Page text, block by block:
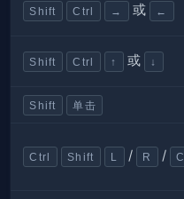
Shift Ctrl → 或 ←
Shift Ctrl ↑ 或 ↓
Shift 单击
Ctrl Shift L / R / C